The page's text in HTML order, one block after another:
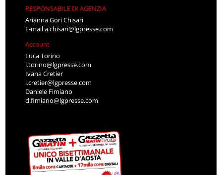
RESPONSABILE DI AGENZIA
Arianna Gori Chisari
E-maila.chisari@lgpresse.com
Account
Luca Torino
l.torino@lgpresse.com
Ivana Cretier
i.cretier@lgpresse.com
Daniele Fimiano
d.fimiano@lgpresse.com